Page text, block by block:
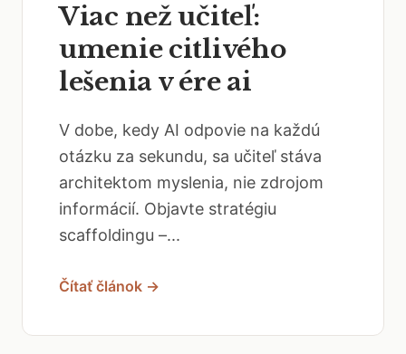
Viac než učiteľ:
umenie citlivého
lešenia v ére ai
V dobe, kedy AI odpovie na každú
otázku za sekundu, sa učiteľ stáva
architektom myslenia, nie zdrojom
informácií. Objavte stratégiu
scaffoldingu –...
Čítať článok →